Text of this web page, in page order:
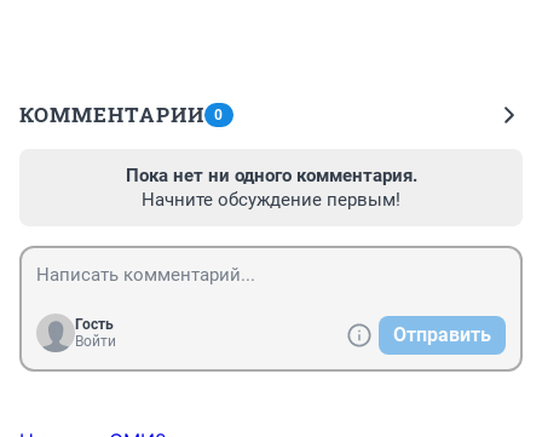
КОММЕНТАРИИ 0
Пока нет ни одного комментария.
Начните обсуждение первым!
Гость
Войти
Отправить